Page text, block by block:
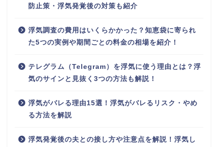
防止策・浮気発覚後の対策も紹介
浮気調査の費用はいくらかかった？知恵袋に寄られ
た5つの実例や期間ごとの料金の相場を紹介！
テレグラム（Telegram）を浮気に使う理由とは？浮
気のサインと見抜く3つの方法も解説！
浮気がバレる理由15選！浮気がバレるリスク・やめ
る方法を解説
浮気発覚後の夫との接し方や注意点を解説！浮気し